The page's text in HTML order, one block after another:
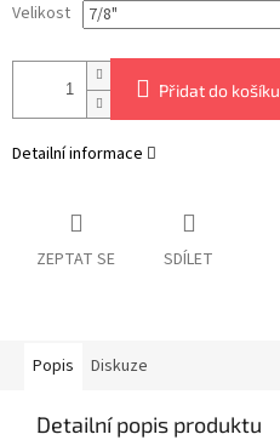
Velikost
Přidat do košíku
Detailní informace
ZEPTAT SE SDÍLET
Popis Diskuze
Detailní popis produktu